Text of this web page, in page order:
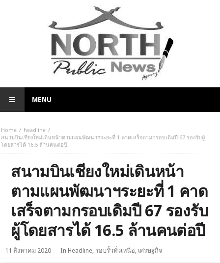
MENU
Home
headline
สนามบินเชียงใหม่เดินหน้าตามแผนพัฒนาฯระยะที่ 1 คาดเสร็จตามกรอบเดิมปี 67 รองรับผู้
โดยสารได้ 16.5 ล้านคนต่อปี
สนามบินเชียงใหม่เดินหน้า
ตามแผนพัฒนาฯระยะที่ 1 คาด
เสร็จตามกรอบเดิมปี 67 รองรับ
ผู้โดยสารได้ 16.5 ล้านคนต่อปี
- 11 สิงหาคม 2020 - InHeadline, รอบรั้วทั่วเหนือ, เศรษฐกิจ